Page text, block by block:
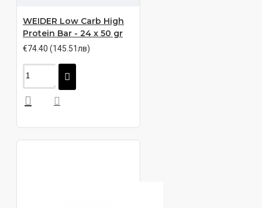
WEIDER Low Carb High
Protein Bar - 24 x 50 gr
€74.40 (145.51лв)